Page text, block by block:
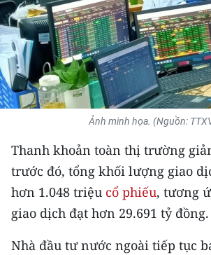
KHOA HỌC - CÔNG NGHỆ
MÔI TRƯỜNG
BẠN ĐỌC
KIỂM CHỨNG THÔNG TIN
TRI THỨC CHUYÊN SÂU
54 DÂN TỘC VIỆT NAM
CHƯƠNG TRÌNH OCOP - MỖI XÃ
Ảnh minh họa. (Nguồn:
Thanh khoản toàn thị trường
trước đó, tổng khối lượng giao
hơn 1.048 triệu cổ phiếu, tương
giao dịch đạt hơn 29.691 tỷ đồng.
​Nhà đầu tư nước ngoài tiếp tục